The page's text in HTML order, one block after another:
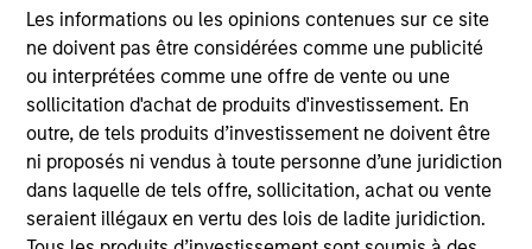
Les informations ou les opinions contenues sur ce site
ne doivent pas être considérées comme une publicité
ou interprétées comme une offre de vente ou une
sollicitation d'achat de produits d'investissement. En
outre, de tels produits d’investissement ne doivent être
ni proposés ni vendus à toute personne d’une juridiction
dans laquelle de tels offre, sollicitation, achat ou vente
seraient illégaux en vertu des lois de ladite juridiction.
TWO SOURCES OF POTENTIAL EXCESS
RETURN
The process combines 1) Style Positioning and 2)
Fundamental analysis, affording investors two distinct
sources of excess return.
3